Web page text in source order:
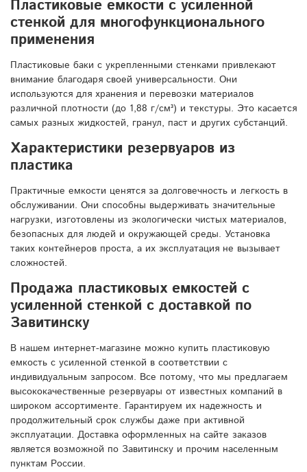
Пластиковые емкости с усиленной
стенкой для многофункционального
применения
Пластиковые баки с укрепленными стенками привлекают
внимание благодаря своей универсальности. Они
используются для хранения и перевозки материалов
различной плотности (до 1,88 г/см³) и текстуры. Это касается
самых разных жидкостей, гранул, паст и других субстанций.
Характеристики резервуаров из
пластика
Практичные емкости ценятся за долговечность и легкость в
обслуживании. Они способны выдерживать значительные
нагрузки, изготовлены из экологически чистых материалов,
безопасных для людей и окружающей среды. Установка
таких контейнеров проста, а их эксплуатация не вызывает
сложностей.
Продажа пластиковых емкостей с
усиленной стенкой с доставкой по
Завитинску
В нашем интернет-магазине можно купить пластиковую
емкость с усиленной стенкой в соответствии с
индивидуальным запросом. Все потому, что мы предлагаем
высококачественные резервуары от известных компаний в
широком ассортименте. Гарантируем их надежность и
продолжительный срок службы даже при активной
эксплуатации. Доставка оформленных на сайте заказов
является возможной по Завитинску и прочим населенным
пунктам России.